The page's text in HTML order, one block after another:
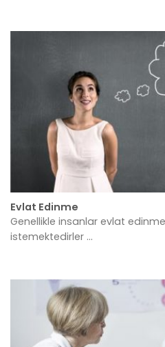
Evlat Edinme
Genellikle insanlar evlat
istemektedirler ...